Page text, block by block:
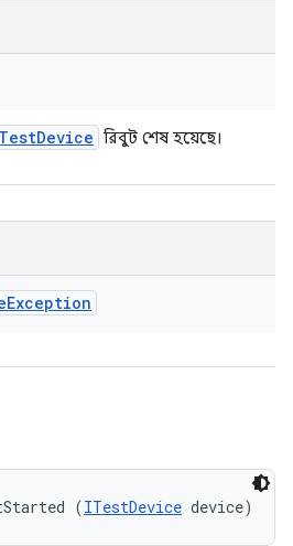
Device রিবুট শেষ হয়েছে।
Exception
(ITestDevice device)